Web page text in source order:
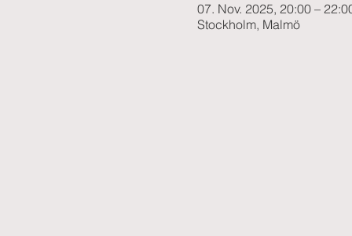
07. Nov. 2025, 20:00 –
Stockholm, Malmö